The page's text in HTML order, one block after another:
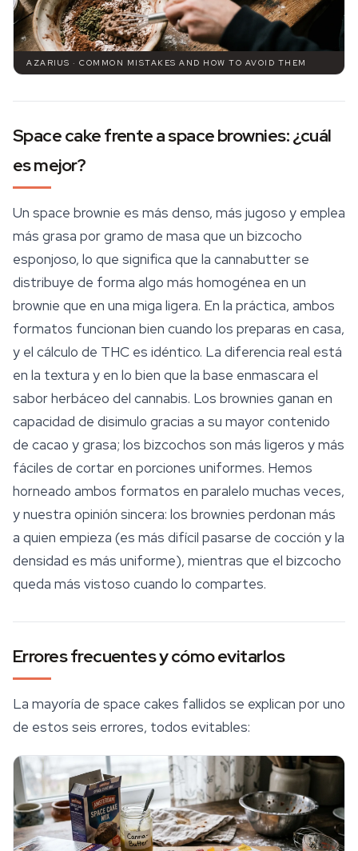
AZARIUS · COMMON MISTAKES AND HOW TO AVOID THEM
Space cake frente a space brownies: ¿cuál
es mejor?
Un space brownie es más denso, más jugoso y emplea
más grasa por gramo de masa que un bizcocho
esponjoso, lo que significa que la cannabutter se
distribuye de forma algo más homogénea en un
brownie que en una miga ligera. En la práctica, ambos
formatos funcionan bien cuando los preparas en casa,
y el cálculo de THC es idéntico. La diferencia real está
en la textura y en lo bien que la base enmascara el
sabor herbáceo del cannabis. Los brownies ganan en
capacidad de disimulo gracias a su mayor contenido
de cacao y grasa; los bizcochos son más ligeros y más
fáciles de cortar en porciones uniformes. Hemos
horneado ambos formatos en paralelo muchas veces,
y nuestra opinión sincera: los brownies perdonan más
a quien empieza (es más difícil pasarse de cocción y la
densidad es más uniforme), mientras que el bizcocho
queda más vistoso cuando lo compartes.
Errores frecuentes y cómo evitarlos
La mayoría de space cakes fallidos se explican por uno
de estos seis errores, todos evitables: